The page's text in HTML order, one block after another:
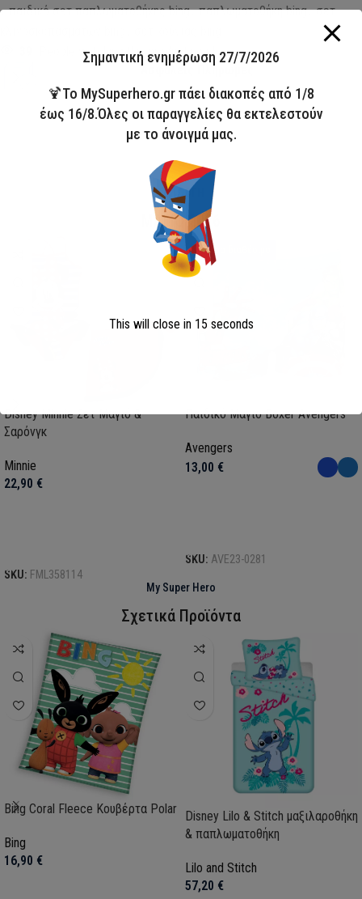
, παιδικό σετ παπλωματοθήκης bing, παπλωματοθήκη bing, σετ
People watching this product now!
Ασφαλείς Πληρωμές
ΣΥΛΛΟΓΗ
ΜΑΓΙΟ 2026
Disney Minnie Σετ Μαγιό &
Σαρόνγκ
Minnie
22,90 €
SKU: FML358114
Άμεσα διαθέσιμο
HOT
Παιδικό Μαγιό Boxer Avengers
Avengers
13,00 €
SKU: AVE23-0281
My Super Hero
Σχετικά Προϊόντα
Bing Coral Fleece Κουβέρτα Polar
Bing
16,90 €
Disney Lilo & Stitch μαξιλαροθήκη
& παπλωματοθήκη
Lilo and Stitch
57,20 €
Σημαντική ενημέρωση 27/7/2026
🍹Το MySuperhero.gr πάει διακοπές από 1/8
έως 16/8.Όλες οι παραγγελίες θα εκτελεστούν
με το άνοιγμά μας.
This will close in 14 seconds